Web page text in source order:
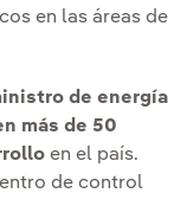
en las áreas de
de energía
más de 50
en el país.
de control